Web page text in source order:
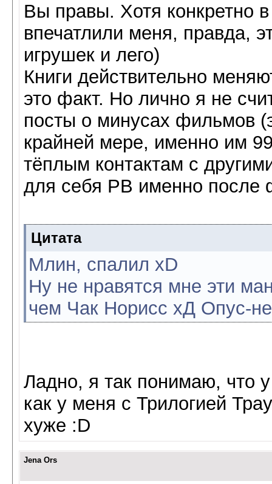
Вы правы. Хотя конкретно
впечатлили меня, правда,
игрушек и лего)
Книги действительно
это факт. Но лично я не
посты о минусах фильмов
крайней мере, именно им
тёплым контактам с
для себя РВ именно после
Цитата
Млин, спалил xD
Ну не нравятся мне эти
чем Чак Норисс хД Опус-
Ладно, я так понимаю, что
как у меня с Трилогией
хуже :D
Jena Ors